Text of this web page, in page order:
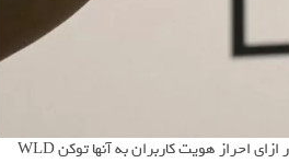
علاوه‌بر احراز هویت 10 میلیون کاربر، اپلیکیشن World بیش از 20 میلیون بار دانلود شده است. این پروژه در ازای احراز هویت کاربران به آنها توکن WLD